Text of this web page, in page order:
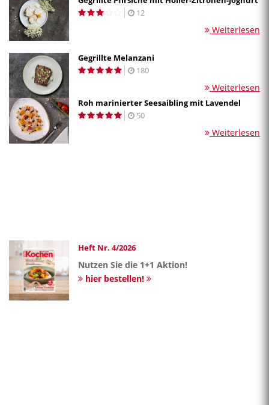
12
Weiterlesen
Gegrillte Melanzani
180
Weiterlesen
Roh marinierter Seesaibling mit Lavendel
50
Weiterlesen
Heft Nr. 4/2026
Nutzen Sie die 1+1 Aktion!
hier bestellen!